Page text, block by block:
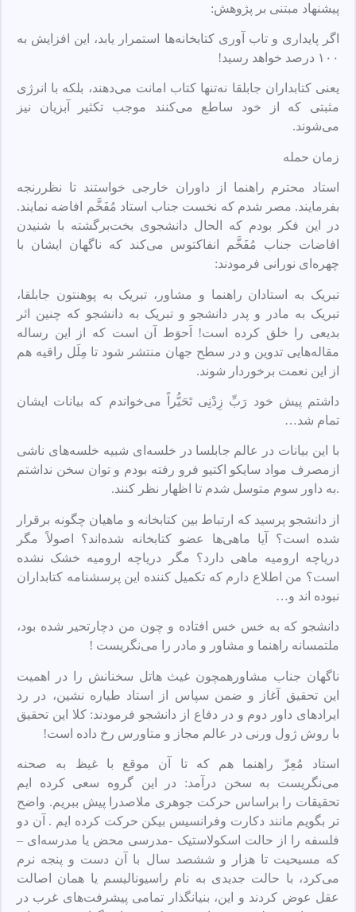
پیشنهاد مبتنی بر پژوهش:
اگر پایداری و تاب‌ آوری کتابخانه‌ها استمرار یابد، این افزایش به
۱۰۰ درصد خواهد رسید!
یعنی کتابداران جابلقا نه‌تنها کتاب امانت می‌دهند، بلکه با انرژی
مثبتی که از خود ساطع می‌کنند موجب تکثیر آبزیان نیز
می‌شوند.
زمان حمله
استاد محترم راهنما از داوران خارجی خواستند تا نظررنجه
بفرمایند. مصر شدم که نخست جناب استاد مُفَخَّم افاضه نمایند.
در این فکر بودم که الحال دانشجوی بخت‌برگشته با شنیدن
افاضات جناب مُفَخَّم انفاکتوس می‌کند که ناگهان ایشان با
چهره‌ای نورانی فرمودند:
تبریک به استادان راهنما و مشاور، تبریک به پوهنتون جابلقا،
تبریک به مادر و پدر دانشجو و تبریک به دانشجو که چنین اثر
بدیعی را خلق کرده است! اَحوَط آن است که از این رساله
مقاله‌هایی تدوین و در سطح جهان منتشر شود تا مِلَل راقیه هم
از این نعمت برخوردار شوند.
داشتم پیش خود رَبِّ زِدْنِی تَحَیُّراً می‌خواندم که بیانات ایشان
تمام شد…
با این بیانات در عالم جابلسا در خلسه‌ای شبیه خلسه‌های ناشی
ازمصرف مواد سایکو اکتیو فرو رفته بودم و توان سخن نداشتم
.به داور سوم متوسل شدم تا اظهار نظر کنند.
از دانشجو پرسید که ارتباط بین کتابخانه و ماهیان چگونه برقرار
شده است؟ آیا ماهی‌ها عضو کتابخانه شده‌اند؟ اصولاً مگر
دریاچه ارومیه ماهی دارد؟ مگر دریاچه ارومیه خشک نشده
است؟ من اطلاع دارم که تکمیل‌ کننده این پرسشنامه کتابداران
نبوده اند و…
دانشجو که به خس‌ خس افتاده و چون من دچارتحیر شده بود،
ملتمسانه راهنما و مشاور و مادر را می‌نگریست !
ناگهان جناب مشاورهمچون غیث هاتل سخنانش را در اهمیت
این تحقیق آغاز و ضمن سپاس از استاد طیاره‌ نشین، در رد
ایرادهای داور دوم و در دفاع از دانشجو فرمودند: کلا این تحقیق
با روش ژول ورنی در عالم مجاز و متاورس رخ داده است!
استاد مُعِزّ راهنما هم که تا آن موقع با غیظ به صحنه
می‌نگریست به سخن درآمد: در این گروه سعی کرده‌ ایم
تحقیقات را براساس حرکت جوهری ملاصدرا پیش ببریم. واضح
تر بگویم مانند دکارت وفرانسیس بیکن حرکت کرده‌ ایم . آن دو
فلسفه را از حالت اسکولاستیک -مدرسی محض یا مدرسه‌ای –
که مسیحیت تا هزار و ششصد سال با آن دست و پنجه نرم
می‌کرد، با حالت جدیدی به نام راسیونالیسم یا همان اصالت
عقل عوض کردند و این، بنیانگذار تمامی پیشرفت‌های غرب در